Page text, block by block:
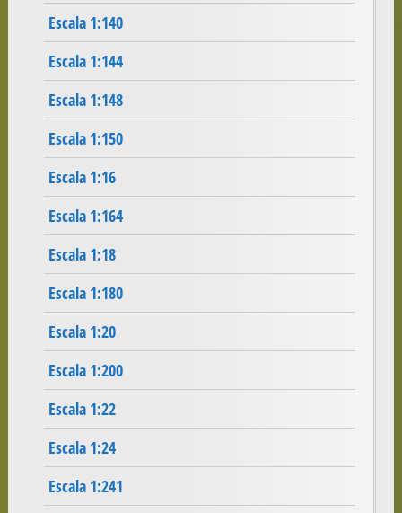
Escala 1:140
Escala 1:144
Escala 1:148
Escala 1:150
Escala 1:16
Escala 1:164
Escala 1:18
Escala 1:180
Escala 1:20
Escala 1:200
Escala 1:22
Escala 1:24
Escala 1:241